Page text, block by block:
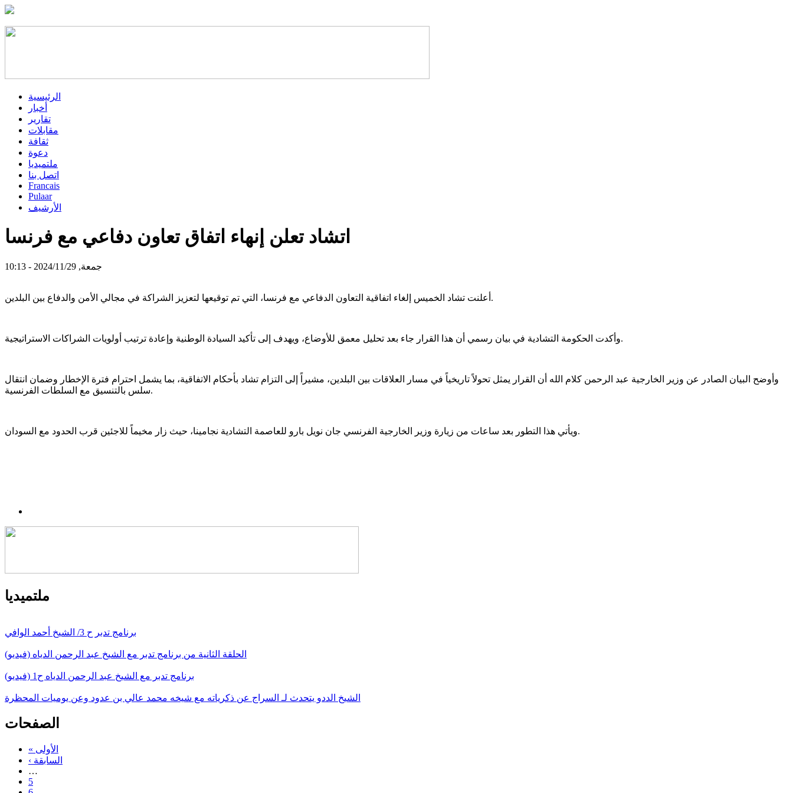
الرئيسية
أخبار
تقارير
مقابلات
ثقافة
دعوة
ملتميديا
اتصل بنا
Francais
Pulaar
الأرشيف
اتشاد تعلن إنهاء اتفاق تعاون دفاعي مع فرنسا
جمعة, 2024/11/29 - 10:13
أعلنت تشاد الخميس إلغاء اتفاقية التعاون الدفاعي مع فرنسا، التي تم توقيعها لتعزيز الشراكة في مجالي الأمن والدفاع بين البلدين.
وأكدت الحكومة التشادية في بيان رسمي أن هذا القرار جاء بعد تحليل معمق للأوضاع، ويهدف إلى تأكيد السيادة الوطنية وإعادة ترتيب أولويات الشراكات الاستراتيجية.
وأوضح البيان الصادر عن وزير الخارجية عبد الرحمن كلام الله أن القرار يمثل تحولاً تاريخياً في مسار العلاقات بين البلدين، مشيراً إلى التزام تشاد بأحكام الاتفاقية، بما يشمل احترام فترة الإخطار وضمان انتقال
سلس بالتنسيق مع السلطات الفرنسية.
ويأتي هذا التطور بعد ساعات من زيارة وزير الخارجية الفرنسي جان نويل بارو للعاصمة التشادية نجامينا، حيث زار مخيماً للاجئين قرب الحدود مع السودان.
ملتميديا
برنامج تدبر ح 3/ الشيخ أحمد الوافي
الحلقة الثانية من برنامج تدبر مع الشيخ عبد الرحمن الدياه (فيديو)
برنامج تدبر مع الشيخ عبد الرحمن الدياه ح1 (فيديو)
الشيخ الددو يتحدث لـ السراج عن ذكرياته مع شيخه محمد عالي بن عدود وعن يوميات المحظرة
الصفحات
« الأولى
‹ السابقة
…
5